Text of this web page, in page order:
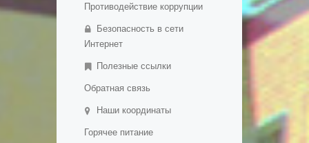
(перевода) обучающихся
- Международное
сотрудничество
- Организация питания в
- Образовательные стандарты
и требования
- Дополнительное
Противодействие коррупции
Безопасность в сети
Интернет
Полезные ссылки
Обратная связь
Наши координаты
Горячее питание